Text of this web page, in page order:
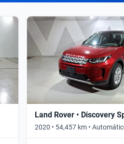
Land Rover • Discovery
2020 • 54,457 km •